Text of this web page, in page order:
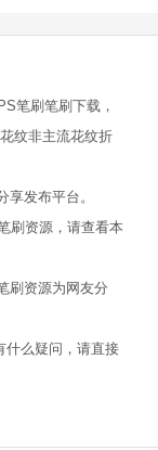
笔刷笔刷下载，
纹非主流花纹折
发布平台。
刷资源，请查看本
刷资源为网友分
什么疑问，请直接